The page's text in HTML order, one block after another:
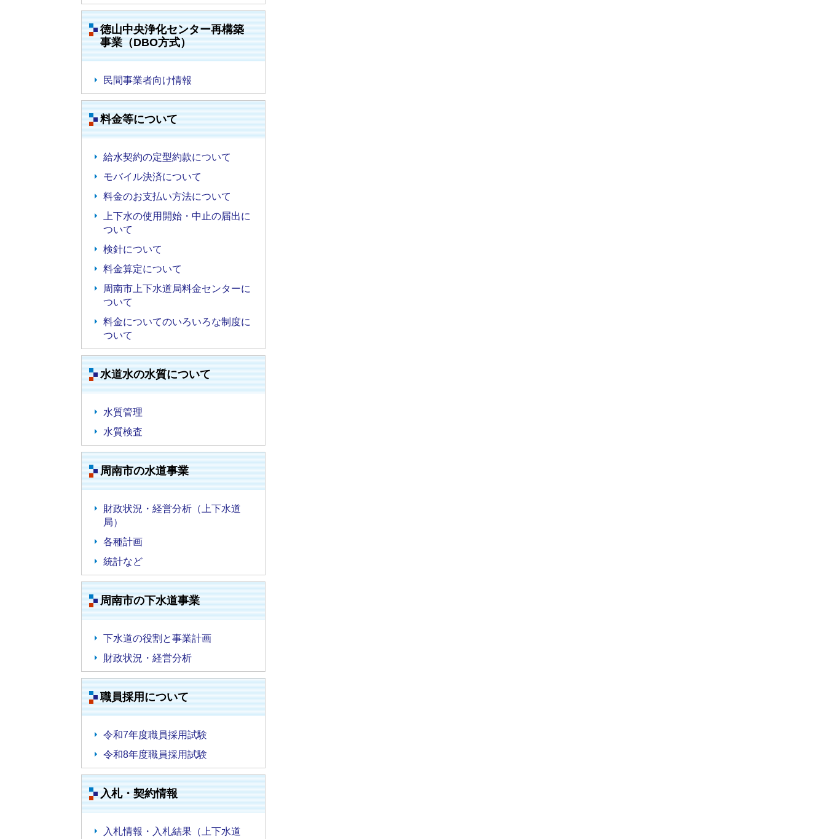
徳山中央浄化センター再構築
事業（DBO方式）
民間事業者向け情報
料金等について
給水契約の定型約款について
モバイル決済について
料金のお支払い方法について
上下水の使用開始・中止の届出に
ついて
検針について
料金算定について
周南市上下水道局料金センターに
ついて
料金についてのいろいろな制度に
ついて
水道水の水質について
水質管理
水質検査
周南市の水道事業
財政状況・経営分析（上下水道
局）
各種計画
統計など
周南市の下水道事業
下水道の役割と事業計画
財政状況・経営分析
職員採用について
令和7年度職員採用試験
令和8年度職員採用試験
入札・契約情報
入札情報・入札結果（上下水道